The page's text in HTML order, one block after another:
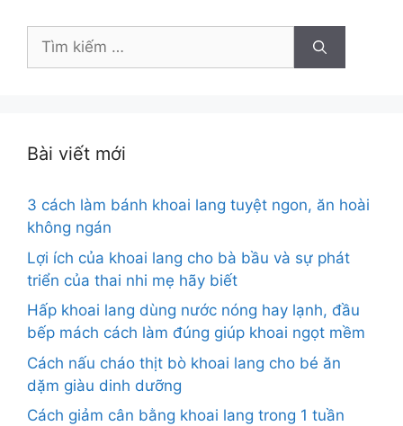
Tìm
Bài viết mới
3 cách làm bánh khoai lang tuyệt ngon, ăn hoài
không ngán
Lợi ích của khoai lang cho bà bầu và sự phát
triển của thai nhi mẹ hãy biết
Hấp khoai lang dùng nước nóng hay lạnh, đầu
bếp mách cách làm đúng giúp khoai ngọt mềm
Cách nấu cháo thịt bò khoai lang cho bé ăn
dặm giàu dinh dưỡng
Cách giảm cân bằng khoai lang trong 1 tuần